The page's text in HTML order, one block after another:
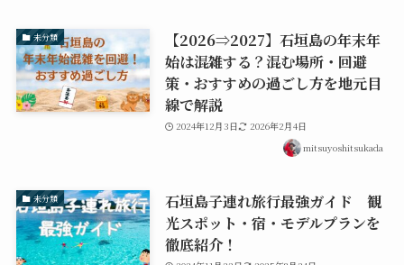
未分類
【2026⇒2027】石垣島の年末年
始は混雑する？混む場所・回避
策・おすすめの過ごし方を地元目
線で解説
2024年12月3日
2026年2月4日
mitsuyoshitsukada
未分類
石垣島子連れ旅行最強ガイド 観
光スポット・宿・モデルプランを
徹底紹介！